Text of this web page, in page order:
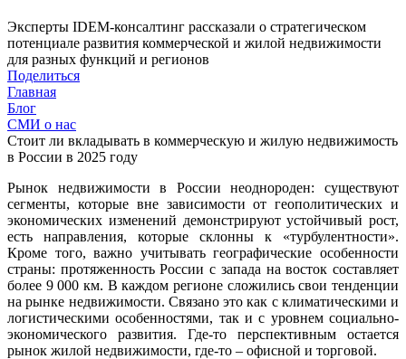
Эксперты IDEM-консалтинг рассказали о стратегическом
потенциале развития коммерческой и жилой недвижимости
для разных функций и регионов
Поделиться
Главная
Блог
СМИ о нас
Стоит ли вкладывать в коммерческую и жилую недвижимость
в России в 2025 году
Рынок недвижимости в России неоднороден: существуют
сегменты, которые вне зависимости от геополитических и
экономических изменений демонстрируют устойчивый рост,
есть направления, которые склонны к «турбулентности».
Кроме того, важно учитывать географические особенности
страны: протяженность России с запада на восток составляет
более 9 000 км. В каждом регионе сложились свои тенденции
на рынке недвижимости. Связано это как с климатическими и
логистическими особенностями, так и с уровнем социально-
экономического развития. Где-то перспективным остается
рынок жилой недвижимости, где-то – офисной и торговой.